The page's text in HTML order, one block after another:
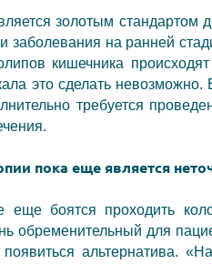
золотым стандартом
заболевания на ранней
кишечника
это сделать невозможно.
требуется
пока еще является
боятся проходить
обременительный для
альтернатива. «